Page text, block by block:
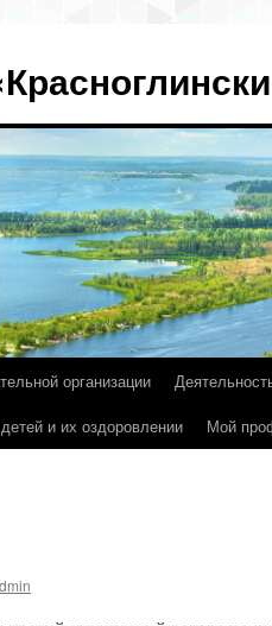
организации
и их оздоровлении
Мой